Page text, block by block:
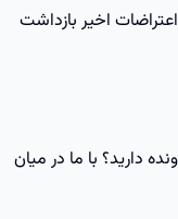
اخیر بازداشت
دارید؟ با ما در میان